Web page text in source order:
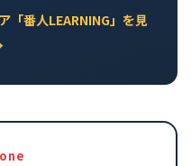
「番人LEARNING」を見